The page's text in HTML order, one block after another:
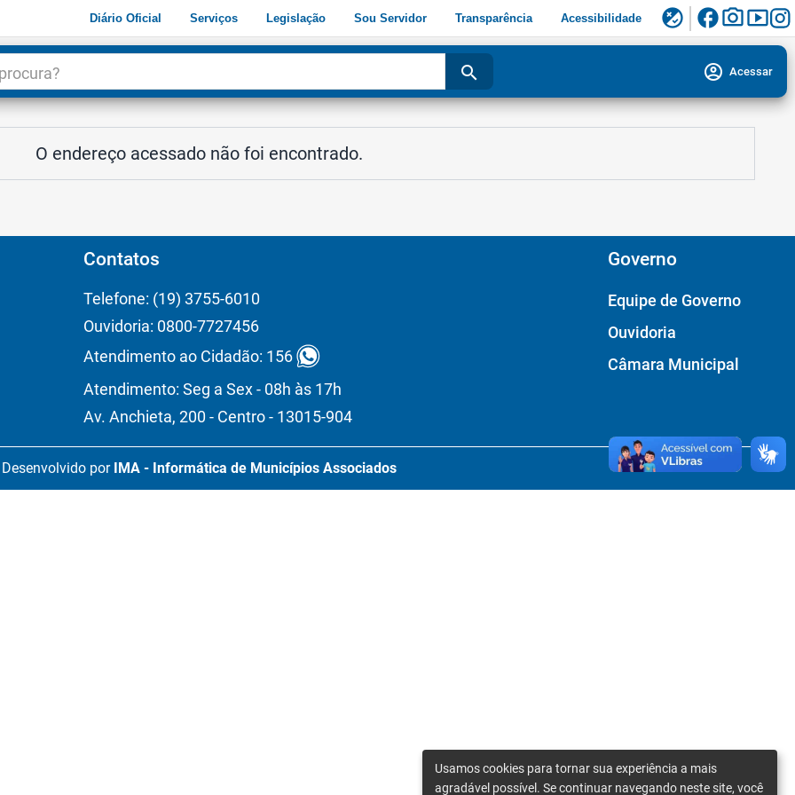
Diário Oficial Serviços Legislação Sou Servidor Transparência Acessibilidade flaky facebookphoto_camerasmart_display
search account_circle Acessar
O endereço acessado não foi encontrado.
Contatos
Telefone: (19) 3755-6010
Ouvidoria: 0800-7727456
Atendimento ao Cidadão: 156
Atendimento: Seg a Sex - 08h às 17h
Av. Anchieta, 200 - Centro - 13015-904
Governo
Equipe de Governo
Ouvidoria
Câmara Municipal
Desenvolvido por IMA - Informática de Municípios Associados
Usamos cookies para tornar sua experiência a mais
agradável possível. Se continuar navegando neste site, você